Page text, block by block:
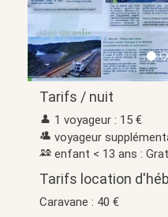
Tarifs / nuit
1 voyageur : 15 €
voyageur
enfant < 13 ans :
Tarifs location
Caravane : 40 €